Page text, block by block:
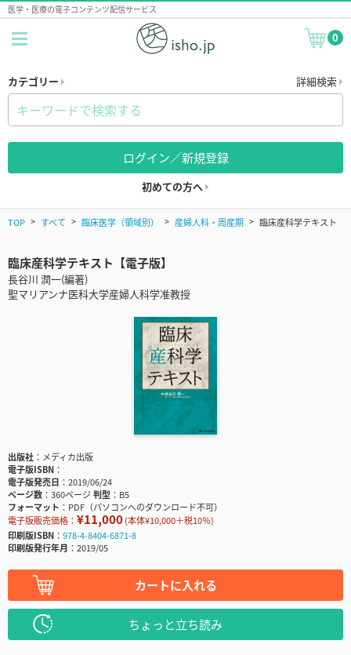
医学・医療の電子コンテンツ配信サービス
0
カテゴリー 詳細検索
ログイン／新規登録
初めての方へ
TOP すべて 臨床医学（領域別） 産婦人科・周産期 臨床産科学テキスト
臨床産科学テキスト【電子版】
長谷川 潤一(編著)
聖マリアンナ医科大学産婦人科学准教授
出版社
メディカ出版
電子版ISBN
電子版発売日
2019/06/24
ページ数
360ページ判型
B5
フォーマット
PDF（パソコンへのダウンロード不可）
電子版販売価格： ¥11,000(本体¥10,000＋税10％)
印刷版ISBN
978-4-8404-6871-8
印刷版発行年月
2019/05
カートに入れる
ちょっと立ち読み